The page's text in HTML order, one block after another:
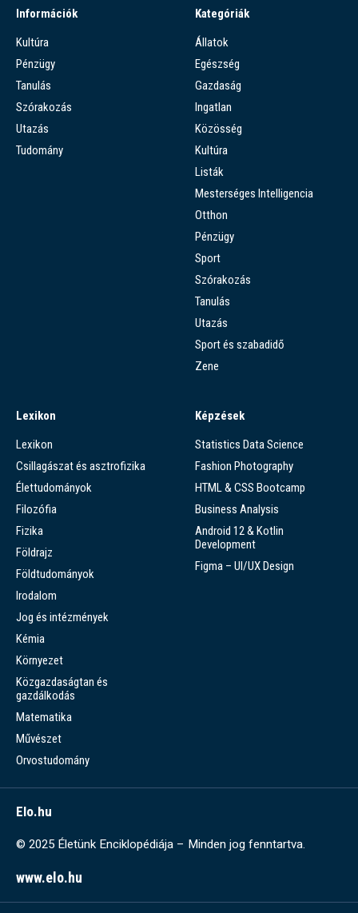
Információk
Kultúra
Pénzügy
Tanulás
Szórakozás
Utazás
Tudomány
Kategóriák
Állatok
Egészség
Gazdaság
Ingatlan
Közösség
Kultúra
Listák
Mesterséges Intelligencia
Otthon
Pénzügy
Sport
Szórakozás
Tanulás
Utazás
Sport és szabadidő
Zene
Lexikon
Lexikon
Csillagászat és asztrofizika
Élettudományok
Filozófia
Fizika
Földrajz
Földtudományok
Irodalom
Jog és intézmények
Kémia
Környezet
Közgazdaságtan és
gazdálkodás
Matematika
Művészet
Orvostudomány
Képzések
Statistics Data Science
Fashion Photography
HTML & CSS Bootcamp
Business Analysis
Android 12 & Kotlin
Development
Figma – UI/UX Design
Elo.hu
© 2025 Életünk Enciklopédiája – Minden jog fenntartva.
www.elo.hu